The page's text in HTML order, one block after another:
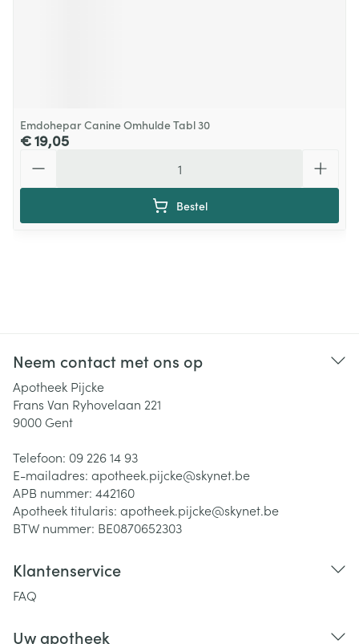
Emdohepar Canine Omhulde Tabl 30
€ 19,05
Bestel
Neem contact met ons op
Apotheek Pijcke
Frans Van Ryhovelaan 221
9000 Gent
Telefoon: 09 226 14 93
E-mailadres: apotheek.pijcke@skynet.be
APB nummer: 442160
Apotheek titularis: apotheek.pijcke@skynet.be
BTW nummer: BE0870652303
Klantenservice
FAQ
Uw apotheek